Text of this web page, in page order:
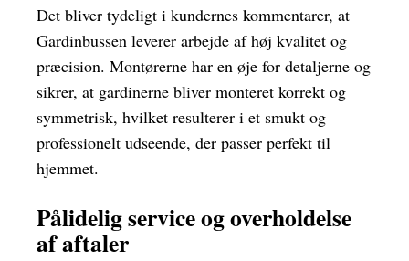
Det bliver tydeligt i kundernes kommentarer, at
Gardinbussen leverer arbejde af høj kvalitet og
præcision. Montørerne har en øje for detaljerne og
sikrer, at gardinerne bliver monteret korrekt og
symmetrisk, hvilket resulterer i et smukt og
professionelt udseende, der passer perfekt til
hjemmet.
Pålidelig service og overholdelse
af aftaler